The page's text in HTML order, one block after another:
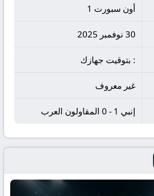
أون سبورت 1
30 نوفمبر 2025
: بتوقيت جهازك
غير معروف
إنبي 1 - 0 المقاولون العرب